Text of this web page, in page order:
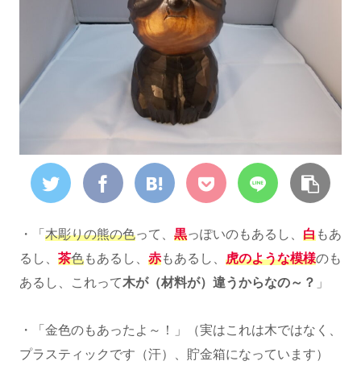
・「 木彫りの熊の色って、 黒っぽいのもあるし、 白もあ
るし、 茶色もあるし、 赤もあるし、 虎のような模様のも
あるし、これって木が（材料が）違うからなの～？ 」
・「金色のもあったよ～！」（実はこれは木ではなく、
プラスティックです（汗）、貯金箱になっています）